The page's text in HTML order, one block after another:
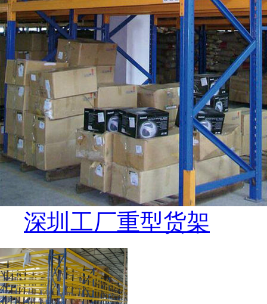
深圳工厂重型货架